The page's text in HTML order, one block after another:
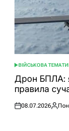
ОПУБЛІКУВАТИ
У
ВІЙСЬКОВА
Дрон БПЛА:
правила
Оприлюднено
08.07.2026